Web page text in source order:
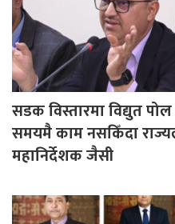
सडक विस्तारमा विद्युत
समयमै काम नसकिँदा
महानिर्देशक जैसी